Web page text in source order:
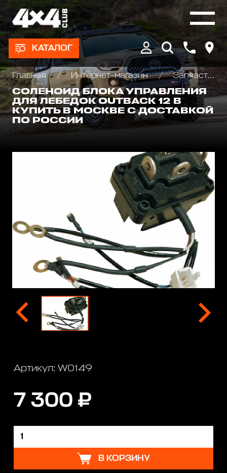
КАТАЛОГ
Главная Интернет-магазин
Запчасти и Аксессуары для лебедок
СОЛЕНОИД БЛОКА УПРАВЛЕНИЯ
ДЛЯ ЛЕБЕДОК OUTBACK 12 В
КУПИТЬ В МОСКВЕ С ДОСТАВКОЙ
ПО РОССИИ
Артикул: W0149
7 300 ₽
В КОРЗИНУ